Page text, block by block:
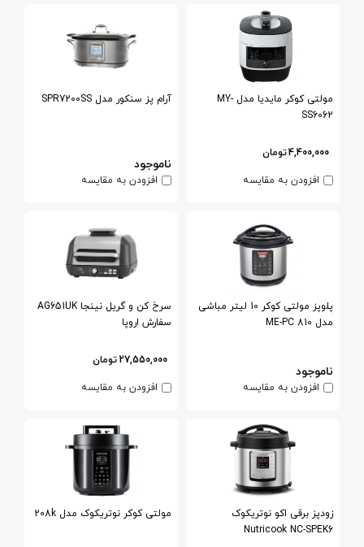
مولتی کوکر مایدیا مدل MY-
SS6062
4,400,000تومان
افزودن به مقایسه
آرام پز سنکور مدل SPR7200SS
ناموجود
افزودن به مقایسه
پلوپز مولتی کوکر 10 لیتر مباشی
مدل ME-PC 810
ناموجود
افزودن به مقایسه
سرخ کن و گریل نینجا AG651UK
سفارش اروپا
27,550,000تومان
افزودن به مقایسه
زودپز برقی اکو نوتریکوک
Nutricook NC-SPEK6
مولتی کوکر نوتریکوک مدل 208k